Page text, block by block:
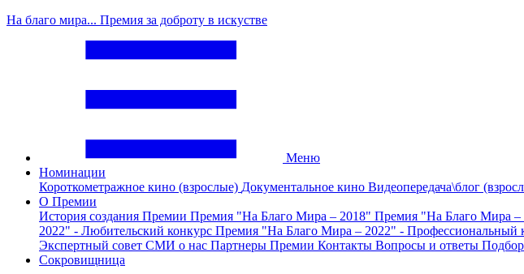
На благо мира... Премия за доброту в искустве
Меню
Номинации
Короткометражное кино (взрослые) Документальное кино Видеопередача\блог
О Премии
История создания Премии Премия "На Благо Мира – 2018" Премия "На Благо Мира –
2022" - Любительский конкурс Премия "На Благо Мира – 2022" - Профессиональный
Экспертный совет СМИ о нас Партнеры Премии Контакты Вопросы и ответы
Сокровищница